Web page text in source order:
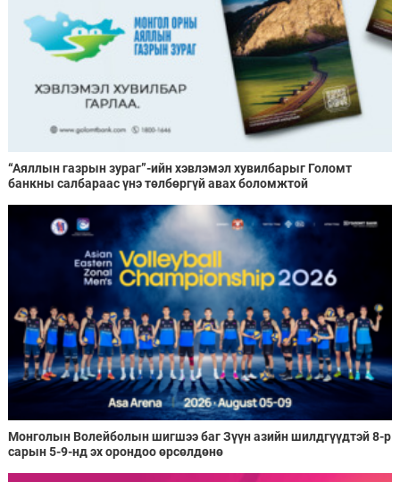
“Аяллын газрын зураг”-ийн хэвлэмэл хувилбарыг Голомт
банкны салбараас үнэ төлбөргүй авах боломжтой
Монголын Волейболын шигшээ баг Зүүн азийн шилдгүүдтэй 8-р
сарын 5-9-нд эх орондоо өрсөлдөнө